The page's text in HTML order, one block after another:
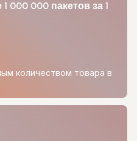
000 000 пакетов за 1
количеством товара в